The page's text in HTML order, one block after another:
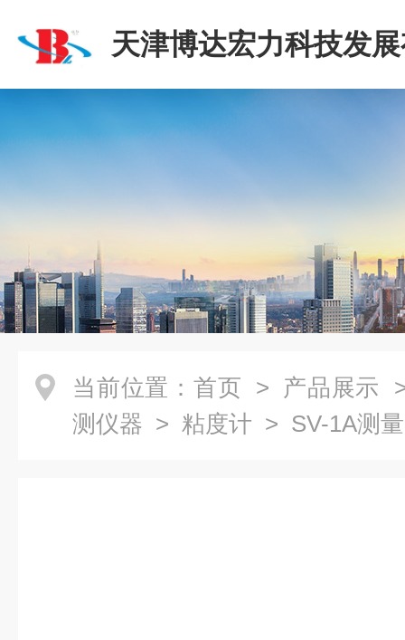
天津博达宏力科技发
司
当前位置： 首页 > 产品展示
测仪器 > 粘度计 > SV-1A测